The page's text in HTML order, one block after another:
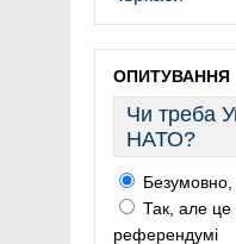
ОПИТУВАННЯ
Чи треба
НАТО?
Безумовно,
Так, але це
референдумі